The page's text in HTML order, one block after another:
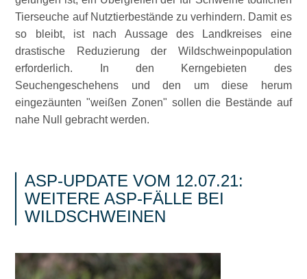
Tierseuche auf Nutztierbestände zu verhindern. Damit es
so bleibt, ist nach Aussage des Landkreises eine
drastische Reduzierung der Wildschweinpopulation
erforderlich. In den Kerngebieten des
Seuchengeschehens und den um diese herum
eingezäunten weißen Zonen
sollen die Bestände auf
nahe Null gebracht werden.
ASP-UPDATE VOM 12.07.21:
WEITERE ASP-FÄLLE BEI
WILDSCHWEINEN